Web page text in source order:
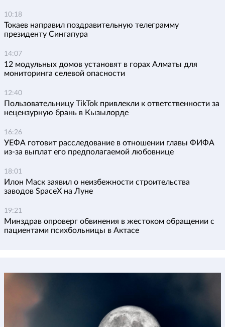
10:18
Токаев направил поздравительную телеграмму
президенту Сингапура
14:07
12 модульных домов установят в горах Алматы для
мониторинга селевой опасности
12:40
Пользовательницу TikTok привлекли к ответственности за
нецензурную брань в Кызылорде
16:26
УЕФА готовит расследование в отношении главы ФИФА
из-за выплат его предполагаемой любовнице
18:01
Илон Маск заявил о неизбежности строительства
заводов SpaceX на Луне
19:21
Минздрав опроверг обвинения в жестоком обращении с
пациентами психбольницы в Актасе